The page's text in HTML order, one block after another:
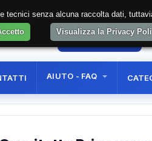
AREA RISERVATA
AIUTO - FAQ
senza alcuna raccolta dati,
Visualizza la Privacy